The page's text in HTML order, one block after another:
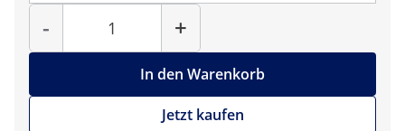
-
Menge
+
In den Warenkorb
Jetzt kaufen